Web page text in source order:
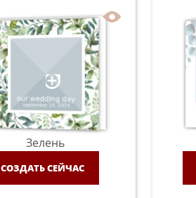
Зелень
СОЗДАТЬ СЕЙЧАС